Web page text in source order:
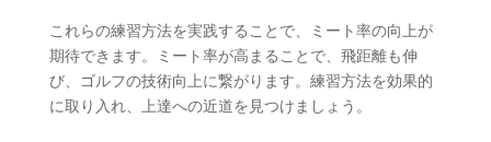
これらの練習方法を実践することで、ミート率の向上が
期待できます。ミート率が高まることで、飛距離も伸
び、ゴルフの技術向上に繋がります。練習方法を効果的
に取り入れ、上達への近道を見つけましょう。